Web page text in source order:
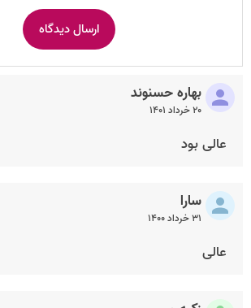
بهاره حسنوند
۲۰ خرداد ۱۴۰۱
عالی بود
سارا
۳۱ خرداد ۱۴۰۰
عالی